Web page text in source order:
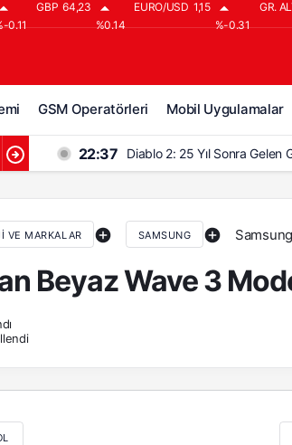
0.11
GBP 64,23
%0.14
EURO/USD 1,15
%-0.31
GR.
GSM Operatörleri Mobil Uygulamalar
22:37 Diablo 2: 25 Yıl Sonra Gelen
20:37 Diablo 2: Reign of the
18:37
VE MARKALAR SAMSUNG
Beyaz Wave 3